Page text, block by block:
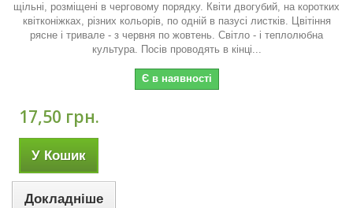
щільні, розміщені в черговому порядку. Квіти двогубий, на коротких
квітконіжках, різних кольорів, по одній в пазусі листків. Цвітіння
рясне і тривале - з червня по жовтень. Світло - і теплолюбна
культура. Посів проводять в кінці...
Є в наявності
17,50 грн.
У Кошик
Докладніше